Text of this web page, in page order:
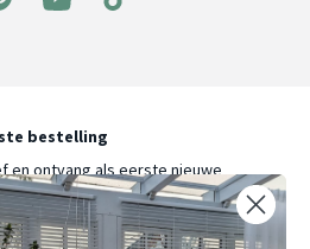
bestelling
en ontvang als eerste nieuwe